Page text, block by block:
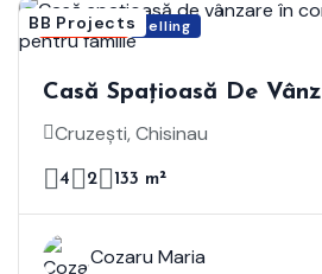
Featured Selling
BB Projects
Casă Spațioasă De
Cruzești, Ideală Pentru
Cruzești, Chisinau
4 2 133 m²
Cozaru Maria